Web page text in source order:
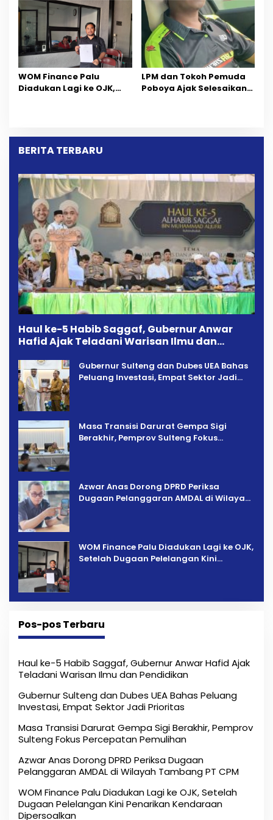
CPM
‎WOM Finance Palu
Diadukan Lagi ke OJK,
Dipersoalkan ‎
LPM dan Tokoh Pemuda
Poboya Ajak Selesaikan
BERITA TERBARU
Haul ke-5 Habib Saggaf, Gubernur Anwar
Hafid Ajak Teladani Warisan Ilmu dan
Gubernur Sulteng dan Dubes UEA Bahas
Peluang Investasi, Empat Sektor Jadi
Masa Transisi Darurat Gempa Sigi
Berakhir, Pemprov Sulteng Fokus
Azwar Anas Dorong DPRD Periksa
Dugaan Pelanggaran AMDAL di Wilayah
‎WOM Finance Palu Diadukan Lagi ke OJK,
Setelah Dugaan Pelelangan Kini
Pos-pos Terbaru
Haul ke-5 Habib Saggaf, Gubernur Anwar Hafid Ajak
Teladani Warisan Ilmu dan Pendidikan
Gubernur Sulteng dan Dubes UEA Bahas Peluang
Investasi, Empat Sektor Jadi Prioritas
Masa Transisi Darurat Gempa Sigi Berakhir, Pemprov
Sulteng Fokus Percepatan Pemulihan
Azwar Anas Dorong DPRD Periksa Dugaan
Pelanggaran AMDAL di Wilayah Tambang PT CPM
‎WOM Finance Palu Diadukan Lagi ke OJK, Setelah
Dugaan Pelelangan Kini Penarikan Kendaraan
Dipersoalkan ‎